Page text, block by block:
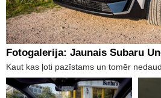
Fotogalerija: Jaunais Subaru
Kaut kas ļoti pazīstams un tomēr